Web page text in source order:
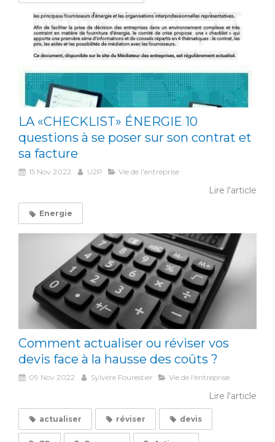
LA «CHECKLIST» ÉNERGIE 10
questions à se poser sur son contrat et
sa facture
15 Nov 2022 U2P Vie de l'entreprise
Lire l'article
Energie
Comment actualiser ou réviser vos
devis face à la hausse des coûts ?
09 Nov 2022 Sylvère Fourestier Vie de l'entreprise
Lire l'article
actualiser réviser devis